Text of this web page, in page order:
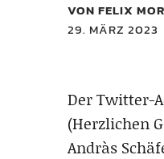
VON FELIX
29. MÄRZ 2023
Der Twitter-
(Herzlichen
Andràs